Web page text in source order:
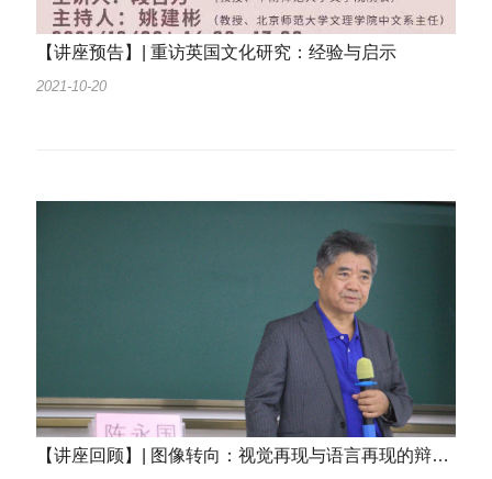
【讲座预告】| 重访英国文化研究：经验与启示
2021-10-20
【讲座回顾】| 图像转向：视觉再现与语言再现的辩证关系